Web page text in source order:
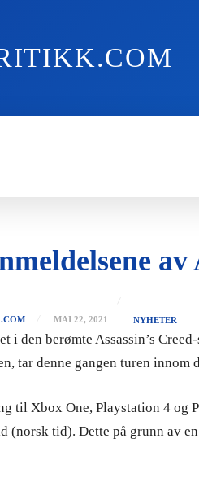
av
MAI 22, 2021 NYHETER
i den berømte Assassin’s
tar denne gangen turen innom
til Xbox One, Playstation 4 og
(norsk tid). Dette på grunn av